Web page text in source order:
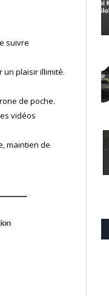
suivre
un plaisir illimité.
de poche.
vidéos
maintien de